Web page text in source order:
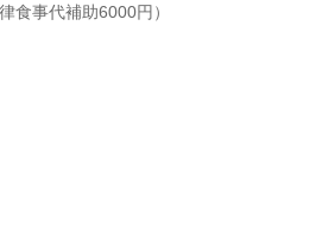
食事代補助6000円）